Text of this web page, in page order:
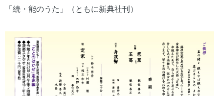
「続・能のうた」（ともに新典社刊）